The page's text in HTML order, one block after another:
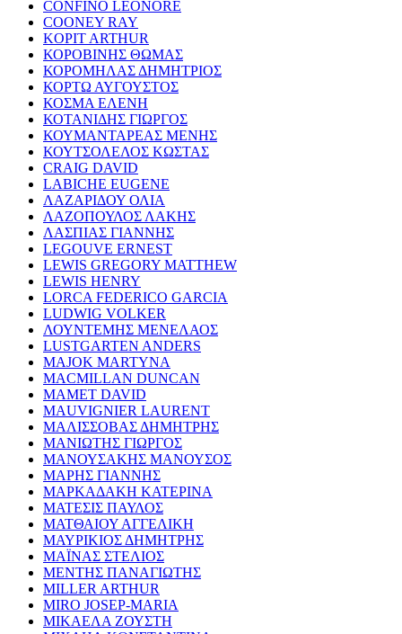
CONFINO LEONORE
COONEY RAY
KOPIT ARTHUR
ΚΟΡΟΒΙΝΗΣ ΘΩΜΑΣ
ΚΟΡΟΜΗΛΑΣ ΔΗΜΗΤΡΙΟΣ
ΚΟΡΤΩ ΑΥΓΟΥΣΤΟΣ
ΚΟΣΜΑ ΕΛΕΝΗ
ΚΟΤΑΝΙΔΗΣ ΓΙΩΡΓΟΣ
ΚΟΥΜΑΝΤΑΡΕΑΣ ΜΕΝΗΣ
ΚΟΥΤΣΟΛΕΛΟΣ ΚΩΣΤΑΣ
CRAIG DAVID
LABICHE EUGENE
ΛΑΖΑΡΙΔΟΥ ΟΛΙΑ
ΛΑΖΟΠΟΥΛΟΣ ΛΑΚΗΣ
ΛΑΣΠΙΑΣ ΓΙΑΝΝΗΣ
LEGOUVE ERNEST
LEWIS GREGORY MATTHEW
LEWIS HENRY
LORCA FEDERICO GARCIA
LUDWIG VOLKER
ΛΟΥΝΤΕΜΗΣ ΜΕΝΕΛΑΟΣ
LUSTGARTEN ANDERS
MAJOK MARTYNA
MACMILLAN DUNCAN
MAMET DAVID
MAUVIGNIER LAURENT
ΜΑΛΙΣΣΟΒΑΣ ΔΗΜΗΤΡΗΣ
ΜΑΝΙΩΤΗΣ ΓΙΩΡΓΟΣ
ΜΑΝΟΥΣΑΚΗΣ ΜΑΝΟΥΣΟΣ
ΜΑΡΗΣ ΓΙΑΝΝΗΣ
ΜΑΡΚΑΔΑΚΗ ΚΑΤΕΡΙΝΑ
ΜΑΤΕΣΙΣ ΠΑΥΛΟΣ
ΜΑΤΘΑΙΟΥ ΑΓΓΕΛΙΚΗ
ΜΑΥΡΙΚΙΟΣ ΔΗΜΗΤΡΗΣ
ΜΑΪΝΑΣ ΣΤΕΛΙΟΣ
ΜΕΝΤΗΣ ΠΑΝΑΓΙΩΤΗΣ
MILLER ARTHUR
MIRO JOSEP-MARIA
ΜΙΚΑΕΛΑ ΖΟΥΣΤΗ